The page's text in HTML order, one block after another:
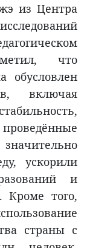
из Центра
что
обусловлен
включая
ускорили
и
Кроме того,
страны с